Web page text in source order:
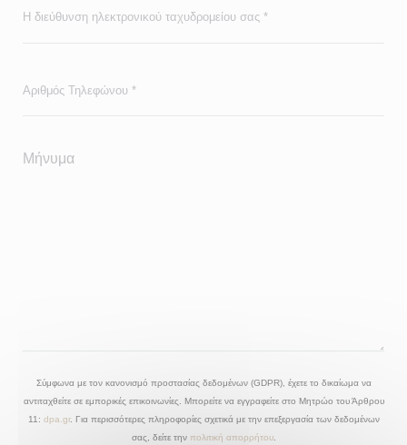
Σύμφωνα με τον κανονισμό προστασίας δεδομένων (GDPR), έχετε το δικαίωμα να
αντιταχθείτε σε εμπορικές επικοινωνίες. Μπορείτε να εγγραφείτε στο Μητρώο του Άρθρου
11: dpa.gr. Για περισσότερες πληροφορίες σχετικά με την επεξεργασία των δεδομένων
σας, δείτε την πολιτική απορρήτου.